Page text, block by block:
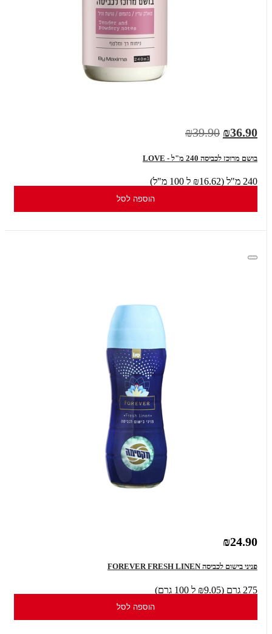
₪36.90
₪39.90
בושם מרוכז לכביסה 240 מ"ל - LOVE
240 מ"ל (₪16.62 ל 100 מ"ל)
הוספה לסל
₪24.90
פניני בישום לכביסה FOREVER FRESH LINEN
275 גרם (₪9.05 ל 100 גרם)
הוספה לסל